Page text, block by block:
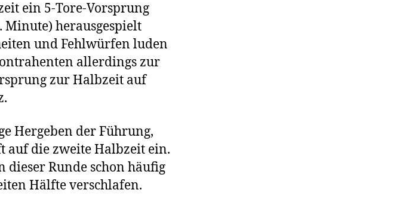
ein 5-Tore-Vorsprung
Minute) herausgespielt
und Fehlwürfen luden
allerdings zur
zur Halbzeit auf
Hergeben der Führung,
auf die zweite Halbzeit ein.
dieser Runde schon häufig
Hälfte verschlafen.